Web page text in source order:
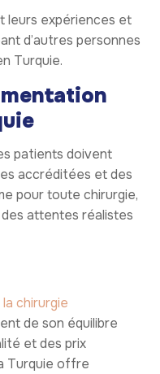
leurs expériences et
d’autres personnes
Turquie.
patients doivent
accréditées et des
pour toute chirurgie,
attentes réalistes
chirurgie
de son équilibre
et des prix
Turquie offre